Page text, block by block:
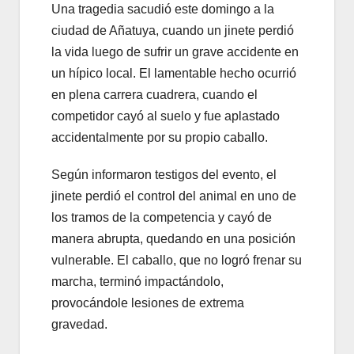
Una tragedia sacudió este domingo a la
ciudad de Añatuya, cuando un jinete perdió
la vida luego de sufrir un grave accidente en
un hípico local. El lamentable hecho ocurrió
en plena carrera cuadrera, cuando el
competidor cayó al suelo y fue aplastado
accidentalmente por su propio caballo.
Según informaron testigos del evento, el
jinete perdió el control del animal en uno de
los tramos de la competencia y cayó de
manera abrupta, quedando en una posición
vulnerable. El caballo, que no logró frenar su
marcha, terminó impactándolo,
provocándole lesiones de extrema
gravedad.